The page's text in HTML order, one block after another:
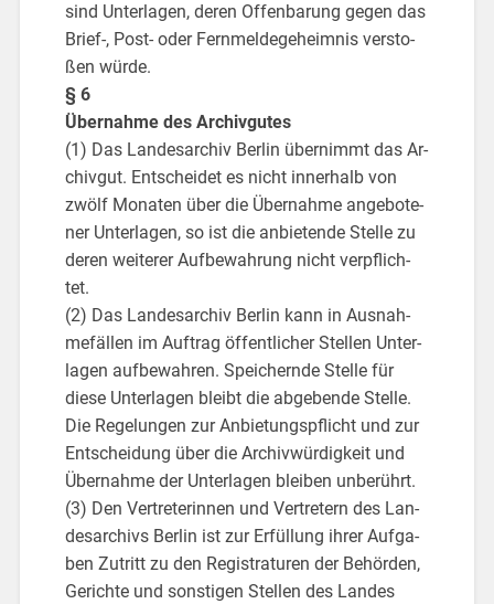
sind Un­ter­la­gen, deren Of­fen­ba­rung gegen das
Brief-, Post- oder Fern­mel­de­ge­heim­nis ver­sto­
ßen würde.
§ 6
Über­nah­me des Ar­chiv­gu­tes
(1) Das Lan­des­ar­chiv Ber­lin über­nimmt das Ar­
chiv­gut. Ent­schei­det es nicht in­ner­halb von
zwölf Mo­na­ten über die Über­nah­me an­ge­bo­te­
ner Un­ter­la­gen, so ist die an­bie­ten­de Stel­le zu
deren wei­te­rer Auf­be­wah­rung nicht ver­pflich­
tet.
(2) Das Lan­des­ar­chiv Ber­lin kann in Aus­nah­
me­fäl­len im Auf­trag öf­fent­li­cher Stel­len Un­ter­
la­gen auf­be­wah­ren. Spei­chern­de Stel­le für
diese Un­ter­la­gen bleibt die ab­ge­ben­de Stel­le.
Die Re­ge­lun­gen zur An­bie­tungs­pflicht und zur
Ent­schei­dung über die Ar­chiv­wür­dig­keit und
Über­nah­me der Un­ter­la­gen blei­ben un­be­rührt.
(3) Den Ver­tre­te­rin­nen und Ver­tre­tern des Lan­
des­ar­chivs Ber­lin ist zur Er­fül­lung ihrer Auf­ga­
ben Zu­tritt zu den Re­gis­tra­tu­ren der Be­hör­den,
Ge­rich­te und sons­ti­gen Stel­len des Lan­des